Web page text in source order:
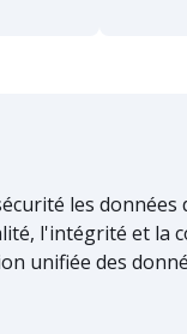
les données
l'intégrité et la
unifiée des